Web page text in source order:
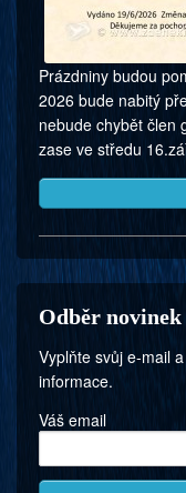
Prázdniny budou
2026 bude nabitý
nebude chybět člen
zase ve středu
Odběr novinek
Vyplňte svůj e-mail
informace.
Váš email